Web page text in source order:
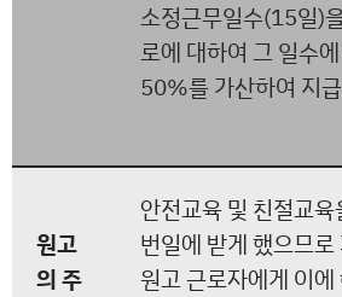
소정근무일수(15일)
로에 대하여 그 일수
50%를 가산하여 지
원고
의 주
안전교육 및 친절교
번일에 받게 했으므
원고 근로자에게 이